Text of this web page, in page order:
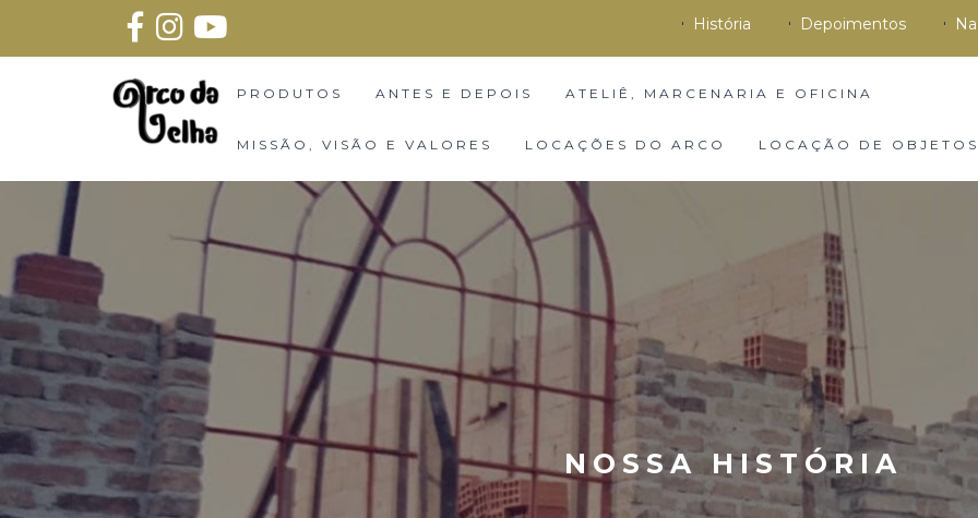
História Depoimentos
PRODUTOS ANTES E DEPOIS ATELIÊ, MARCENARIA E OFICINA
MISSÃO, VISÃO E VALORES LOCAÇÕES DO ARCO LOCAÇÃO DE
NOSSA HISTÓRIA